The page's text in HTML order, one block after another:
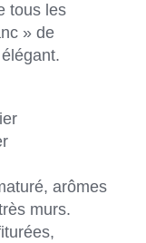
tous les
» de
arômes
murs.